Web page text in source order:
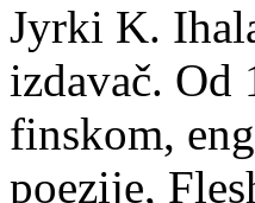
Jyrki K.
izdavač. Od
finskom,
poezije,